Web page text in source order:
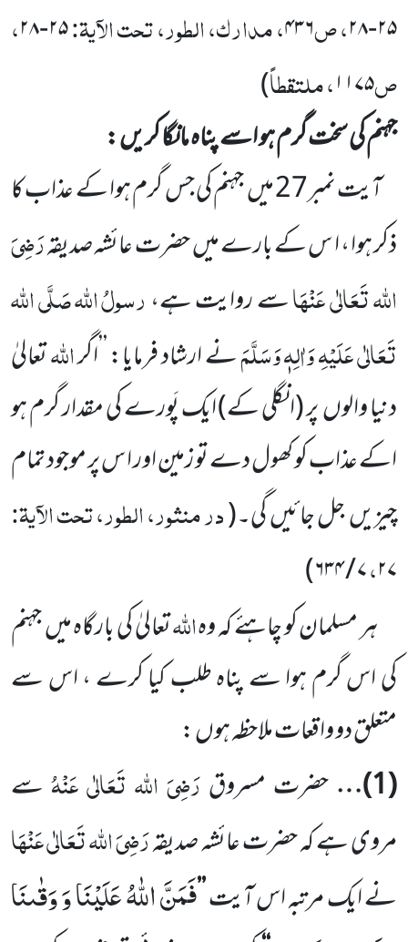
۲۵-۲۸، ص۴۳۶، مدارک، الطور، تحت الآیۃ:۲۵-۲۸،
ص۱۱۷۵، ملتقطاً)
جہنم کی سخت گرم ہو اسے پناہ مانگا کریں :
آیت نمبر27میںجہنم کی جس گرم ہوا کے عذاب کا
ذکر ہوا ، ا س کے بارے میںحضرت عائشہ صدیقہرَضِیَ
اللہتَعَالٰی عَنْہَاسے روایت ہے،رسولُاللہصَلَّی اللہ
تَعَالٰی عَلَیْہِ وَاٰلِہٖ وَسَلَّمَنے ارشاد فرمایا: ’’اگراللہتعالیٰ
دنیا والوںپر(انگلیکے)ایک پَورے کی مقدار گرم ہو
اکے عذاب کو کھول دے تو زمین اور ا س پر موجود تمام
چیزیںجل جائیںگی۔(در منثور، الطور، تحت الآیۃ:
۲۷،۷/۶۳۴)
ہر مسلمان کو چاہئے کہ وہاللہتعالیٰ کی بارگاہ میںجہنم
کی اس گرم ہوا سے پناہ طلب کیا کرے ، اس سے
متعلق دو واقعات ملاحظہ ہوں :
(
1
)…حضرت مسروقرَضِیَ اللہ تَعَالٰی عَنْہُسے
مروی ہے کہ حضرت عائشہ صدیقہرَضِیَ اللہ تَعَالٰی عَنْہَا
نے ایک مرتبہ اسآیت’’فَمَنَّ اللّٰهُ عَلَیْنَا وَ وَقٰىنَا